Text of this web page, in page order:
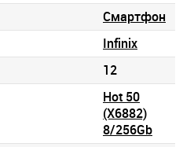
Смартфон
Infinix
12
Hot 50
(X6882)
8/256Gb